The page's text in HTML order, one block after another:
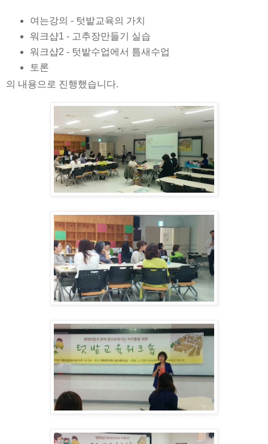
여는강의 - 텃밭교육의 가치
워크샵1 - 고추장만들기 실습
워크샵2 - 텃밭수업에서 틈새수업
토론
의 내용으로 진행했습니다.